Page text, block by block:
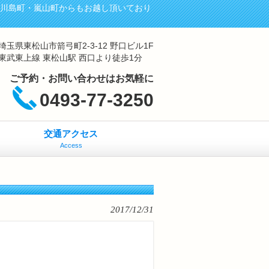
島町・嵐山町からもお越し頂いており
玉県東松山市箭弓町2-3-12 野口ビル1F
武東上線 東松山駅 西口より徒歩1分
ご予約・お問い合わせはお気軽に
0493-77-3250
交通アクセス
Access
2017/12/31